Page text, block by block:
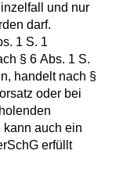
und nur
darf.
1 S. 1
§ 6 Abs. 1 S.
handelt nach §
oder bei
auch ein
erfüllt